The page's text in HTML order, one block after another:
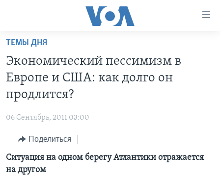
Перейти
основной
контент
Перейти
основной
навигации
Перейти
поиск
ПОЧЕМУ ЭТО ВАЖНО?
ДИСКУССИЯ VOA
ДЕТАЛИ
ПРОЕКТЫ
НАША АМЕРИКАНСКАЯ ИСТОРИЯ
А КАК В АМЕРИКЕ?
АРТЕФАКТЫ
АМЕРИКАНСКИЕ ГОРОДКИ
ИНТЕРВЬЮ
ФАКТЫ ПРОТИВ ФЕЙКОВ
ЗА СВОБОДУ ПРЕССЫ
УЧИМ АНГЛИЙСКИЙ
ТЕМЫ ДНЯ
Экономический пессимизм в
Европе и США: как долго он
продлится?
06 Сентябрь, 2011 03:00
Поделиться
Ситуация на одном берегу Атлантики отражается
на другом